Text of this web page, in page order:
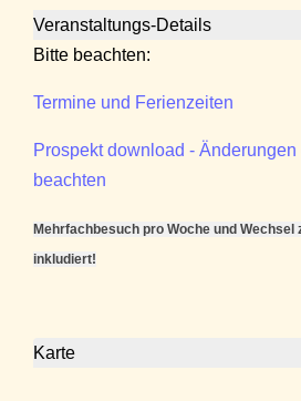
Veranstaltungs-Details
Bitte beachten:
Termine und Ferienzeiten
Prospekt download -
beachten
Mehrfachbesuch pro Woche und Wechsel
inkludiert!
Karte